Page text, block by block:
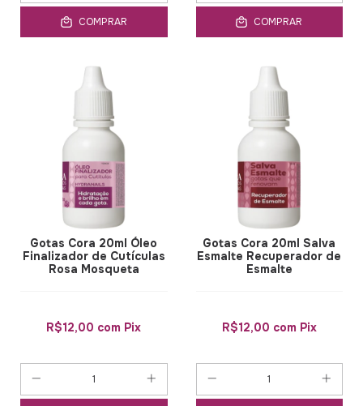
COMPRAR COMPRAR
Gotas Cora 20ml Óleo
Finalizador de Cutículas
Rosa Mosqueta
R$12,00 com Pix
Gotas Cora 20ml Salva
Esmalte Recuperador de
Esmalte
R$12,00 com Pix